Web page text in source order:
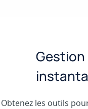
Gestion
Obtenez les outils